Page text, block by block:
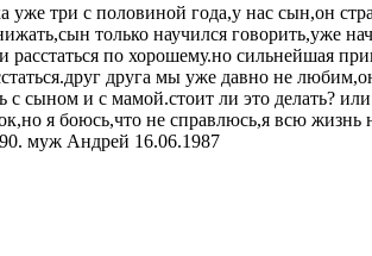
три с половиной года,у нас сын,он
только научился говорить,уже
по хорошему.но сильнейшая
друга мы уже давно не
сыном и с мамой.стоит ли это делать?
я боюсь,что не справлюсь,я всю жизнь
муж Андрей 16.06.1987